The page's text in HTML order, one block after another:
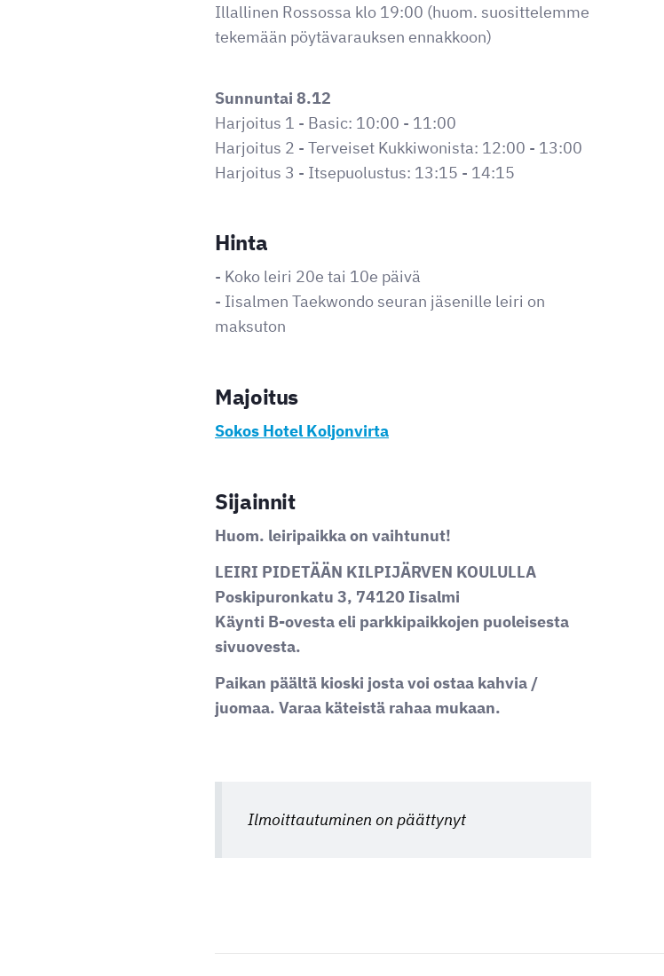
Illallinen Rossossa klo 19:00 (huom. suosittelemme
tekemään pöytävarauksen ennakkoon)
Sunnuntai 8.12
Harjoitus 1 - Basic: 10:00 - 11:00
Harjoitus 2 - Terveiset Kukkiwonista: 12:00 - 13:00
Harjoitus 3 - Itsepuolustus: 13:15 - 14:15
Hinta
- Koko leiri 20e tai 10e päivä
- Iisalmen Taekwondo seuran jäsenille leiri on
maksuton
Majoitus
Sokos Hotel Koljonvirta
Sijainnit
Huom. leiripaikka on vaihtunut!
LEIRI PIDETÄÄN KILPIJÄRVEN KOULULLA
Poskipuronkatu 3, 74120 Iisalmi
Käynti B-ovesta eli parkkipaikkojen puoleisesta
sivuovesta.
Paikan päältä kioski josta voi ostaa kahvia /
juomaa. Varaa käteistä rahaa mukaan.
Ilmoittautuminen on päättynyt